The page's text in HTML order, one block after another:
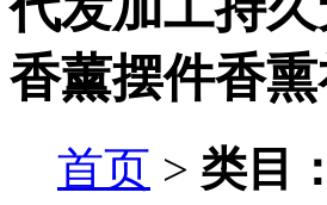
香薰摆件香
首页 > 类目：